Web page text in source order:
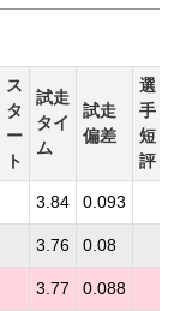
ス
タ
ー
ト
試走
タイ
ム
試走
偏差
選
手
短
評
3.84 0.093
3.76 0.08
3.77 0.088